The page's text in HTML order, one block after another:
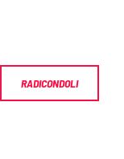
RADICONDOLI